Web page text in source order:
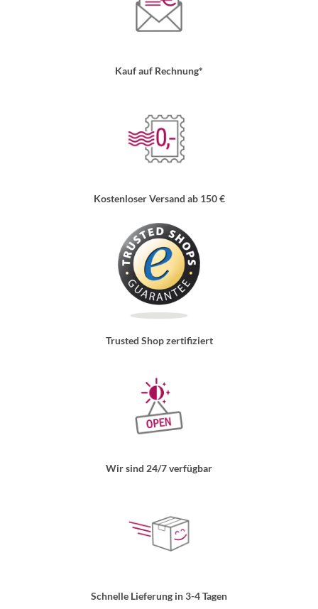
Kauf auf Rechnung*
Kostenloser Versand ab 150 €
Trusted Shop zertifiziert
Wir sind 24/7 verfügbar
Schnelle Lieferung in 3-4 Tagen